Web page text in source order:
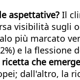
aspettative? Il
visibilità
più marcato
e la flessione
ricetta che
dall'altro, la